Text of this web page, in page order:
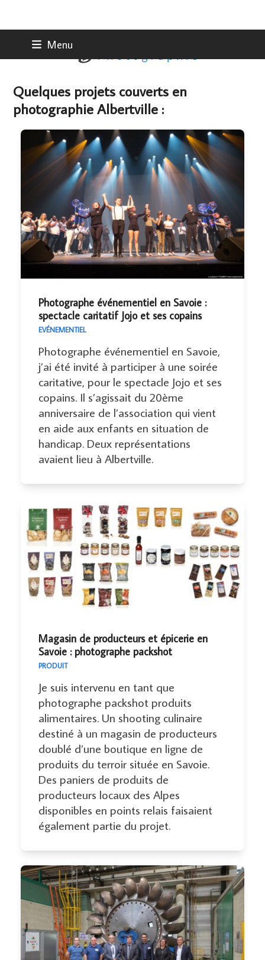
Menu
Quelques projets couverts en
photographie Albertville :
Photographe événementiel en Savoie :
spectacle caritatif Jojo et ses copains
EVÉNEMENTIEL
Photographe événementiel en Savoie,
j’ai été invité à participer à une soirée
caritative, pour le spectacle Jojo et ses
copains. Il s’agissait du 20ème
anniversaire de l’association qui vient
en aide aux enfants en situation de
handicap. Deux représentations
avaient lieu à Albertville.
Magasin de producteurs et épicerie en
Savoie : photographe packshot
PRODUIT
Je suis intervenu en tant que
photographe packshot produits
alimentaires. Un shooting culinaire
destiné à un magasin de producteurs
doublé d’une boutique en ligne de
produits du terroir située en Savoie.
Des paniers de produits de
producteurs locaux des Alpes
disponibles en points relais faisaient
également partie du projet.